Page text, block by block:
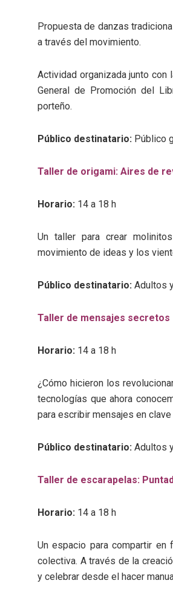
Propuesta de danzas
a través del movimiento.
Actividad organizada junto con
General de Promoción del
porteño.
Público destinatario: Público
Taller de origami: Aires de
Horario: 14 a 18 h
Un taller para crear
movimiento de ideas y los
Público destinatario: Adultos
Taller de mensajes secretos
Horario: 14 a 18 h
¿Cómo hicieron los
tecnologías que ahora
para escribir mensajes en
Público destinatario: Adultos
Taller de escarapelas:
Horario: 14 a 18 h
Un espacio para compartir en
colectiva. A través de la
y celebrar desde el hacer